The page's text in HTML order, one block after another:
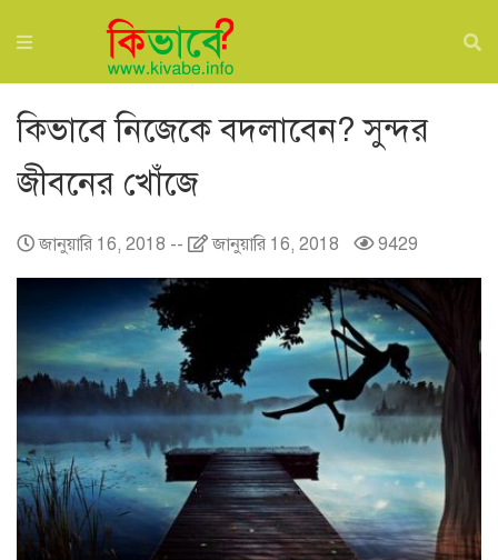
কিভাবে নিজেকে বদলাবেন? সুন্দর
জীবনের খোঁজে
জানুয়ারি 16, 2018 -- জানুয়ারি 16, 2018 9429